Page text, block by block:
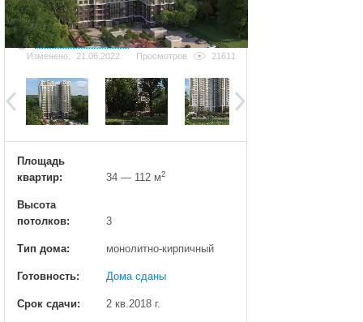
Добавить фотографию
Изменено:
21.06.2022 Просмотров 21611
Площадь
квартир:
34 — 112 м2
Высота
потолков:
3
Тип дома: монолитно-кирпичный
Готовность: Дома сданы
Срок сдачи: 2 кв.2018 г.